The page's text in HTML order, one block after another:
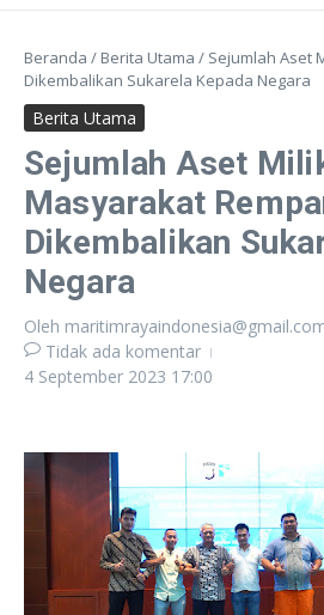
Beranda / Berita Utama / Sejumlah Aset
Dikembalikan Sukarela Kepada Negara
Berita Utama
Sejumlah Aset
Masyarakat
Dikembalikan
Negara
Oleh
Tidak ada komentar
4 September 2023 17:00